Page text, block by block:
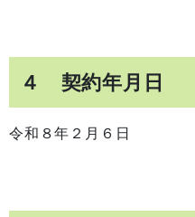
４ 契約年月日
令和８年２月６日